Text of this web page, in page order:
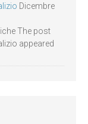
Dicembre
The post
appeared